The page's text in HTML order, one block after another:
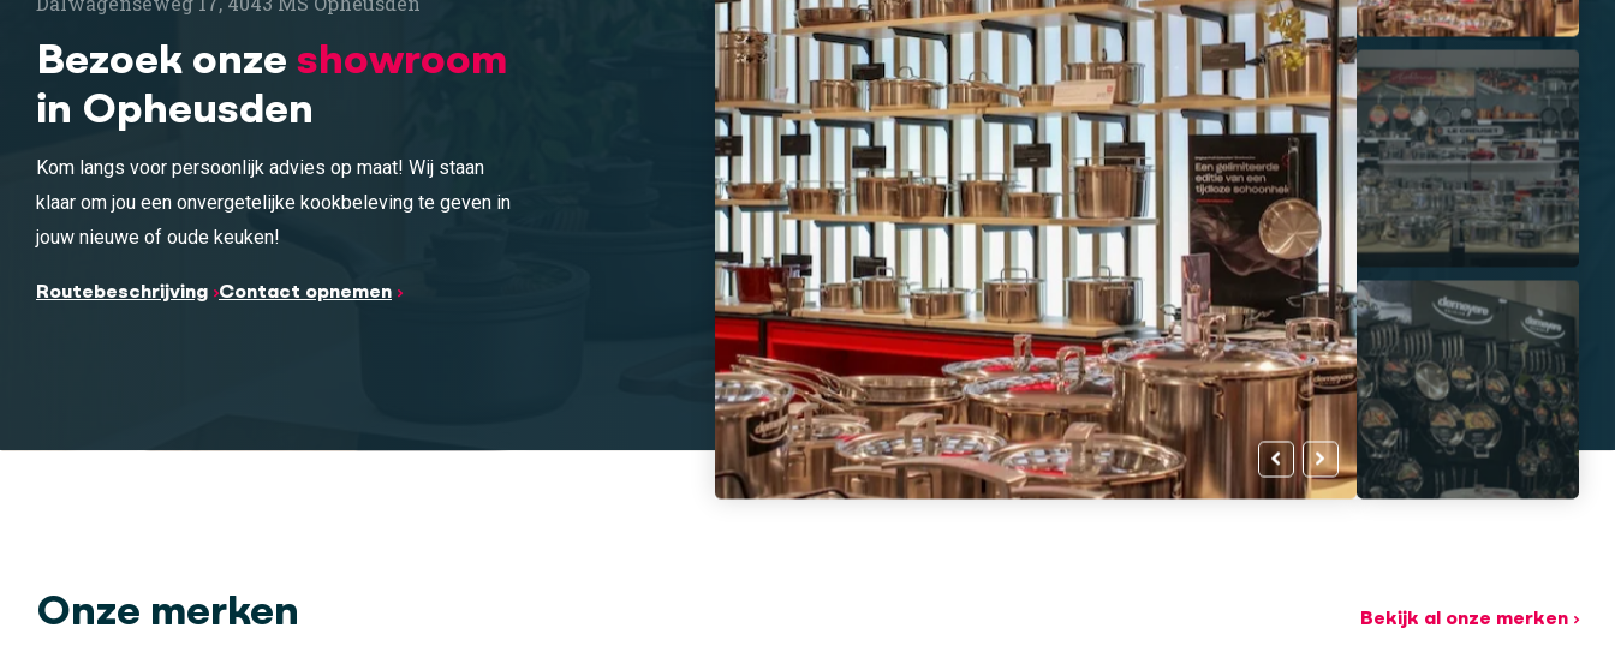
Bezoek onze showroom
in Opheusden
Kom langs voor persoonlijk advies op maat! Wij staan
klaar om jou een onvergetelijke kookbeleving te geven in
jouw nieuwe of oude keuken!
Routebeschrijving Contact opnemen
Onze merken Bekijk al onze merken